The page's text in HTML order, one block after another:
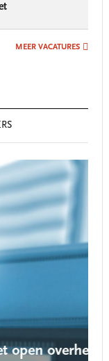
MEER VACATURES
overheid is